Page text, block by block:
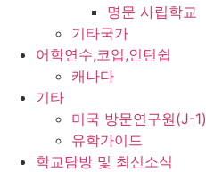
명문 사립학교
기타국가
어학연수,코업,인턴쉽
캐나다
기타
미국 방문연구원(J-1)
유학가이드
학교탐방 및 최신소식